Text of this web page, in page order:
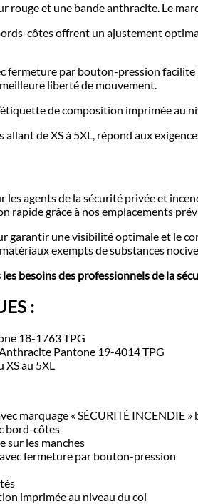
rouge et une bande anthracite. Le
côtes offrent un ajustement
fermeture par bouton-pression
liberté de mouvement.
de composition imprimée au
de XS à 5XL, répond aux
les agents de la sécurité privée et
rapide grâce à nos emplacements
garantir une visibilité optimale et le
exempts de substances
besoins des professionnels de la
:
18-1763 TPG
Pantone 19-4014 TPG
XS au 5XL
marquage « SÉCURITÉ INCENDIE
bord-côtes
sur les manches
fermeture par bouton-pression
imprimée au niveau du col